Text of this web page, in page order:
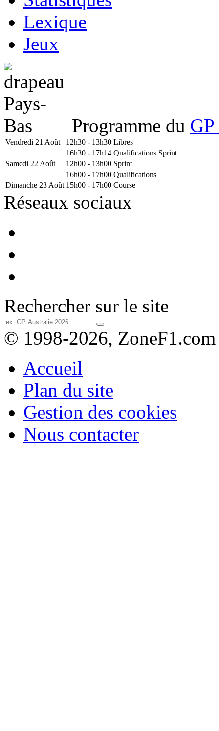
Lexique
Jeux
Programme du
Vendredi 21 Août 12h30 - 13h30 Libres
16h30 - 17h14 Qualifications Sprint
Samedi 22 Août
12h00 - 13h00 Sprint
16h00 - 17h00 Qualifications
Dimanche 23 Août 15h00 - 17h00 Course
Réseaux sociaux
Rechercher sur le site
© 1998-2026, ZoneF1.com
Accueil
Plan du site
Gestion des cookies
Nous contacter